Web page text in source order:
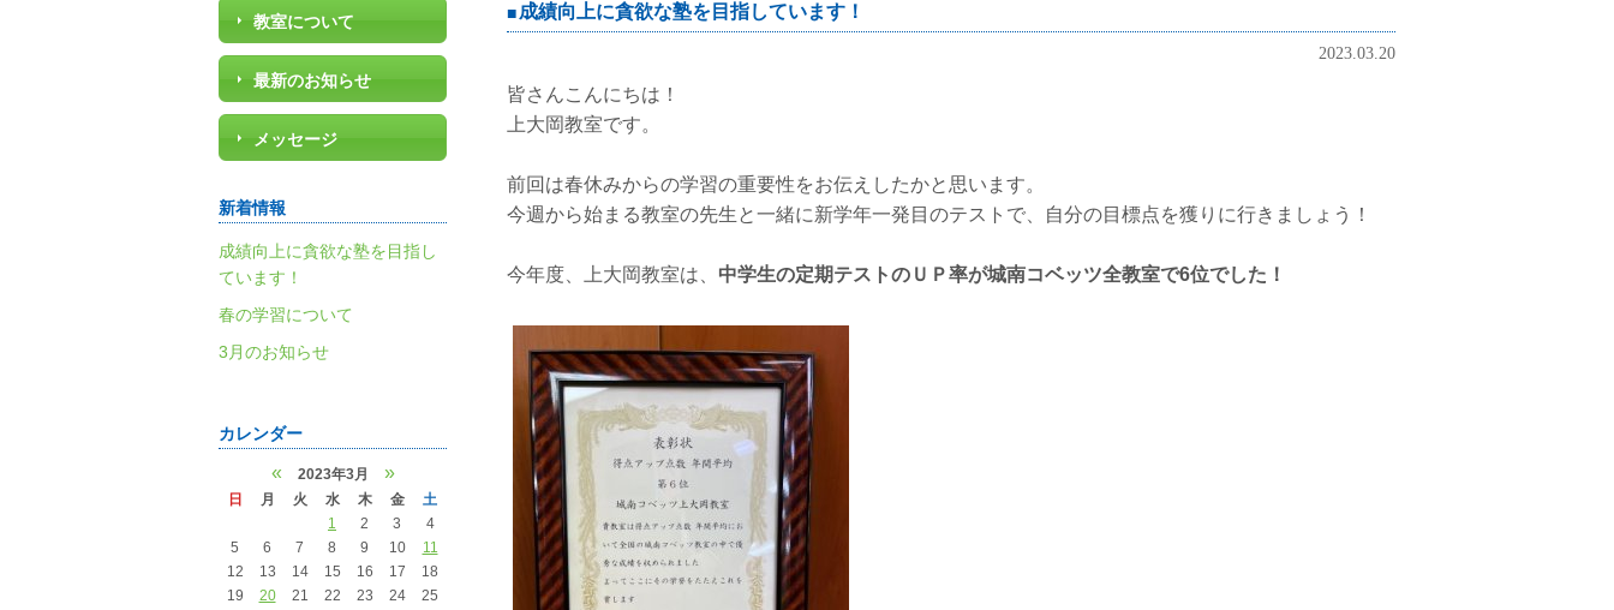
成績向上に貪欲な塾を目指しています！
2023.03.20
皆さんこんにちは！
上大岡教室です。
前回は春休みからの学習の重要性をお伝えしたかと思います。
今週から始まる教室の先生と一緒に新学年一発目のテストで、自分の目標点を獲りに行きましょう！
今年度、上大岡教室は、 中学生の定期テストのＵＰ率が城南コベッツ全教室で6位でした！
教室について
最新のお知らせ
メッセージ
新着情報
成績向上に貪欲な塾を目指し
ています！
春の学習について
3月のお知らせ
カレンダー
« 2023年3月 »
日 月 火 水 木 金
土
1
2 3
4
5
6 7 8 9 10
11
12
13 14 15 16 17
18
19
20 21 22 23 24
25